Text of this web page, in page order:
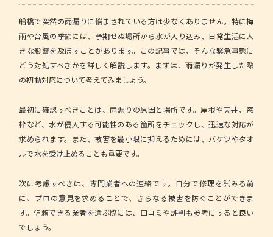
船橋で突然の雨漏りに悩まされている方は少なくありません。特に梅
雨や台風の季節には、予期せぬ場所から水が入り込み、日常生活に大
きな影響を及ぼすことがあります。この記事では、そんな緊急事態に
どう対処すべきかを詳しく解説します。まずは、雨漏りが発生した際
の初動対応について考えてみましょう。
最初に確認すべきことは、雨漏りの原因と場所です。 屋根や天井、窓
枠など、水が侵入する可能性のある箇所をチェックし、迅速な対応が
求められます。また、被害を最小限に抑えるためには、バケツやタオ
ルで水を受け止めることも重要です。
次に考慮すべきは、専門業者への連絡です。自分で修理を試みる前
に、プロの意見を求めることで、さらなる被害を防ぐことができま
す。信頼できる業者を選ぶ際には、口コミや評判も参考にすると良い
でしょう。